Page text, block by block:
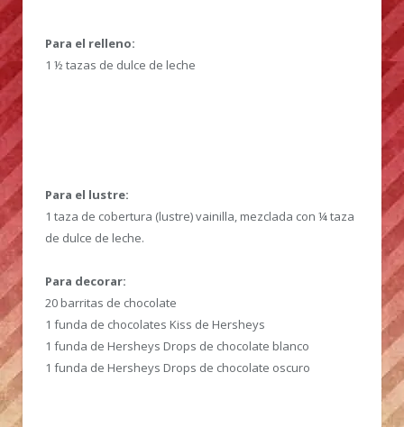
Para el relleno:
1 ½ tazas de dulce de leche
Para el lustre:
1 taza de cobertura (lustre) vainilla, mezclada con ¼ taza
de dulce de leche.
Para decorar:
20 barritas de chocolate
1 funda de chocolates Kiss de Hersheys
1 funda de Hersheys Drops de chocolate blanco
1 funda de Hersheys Drops de chocolate oscuro